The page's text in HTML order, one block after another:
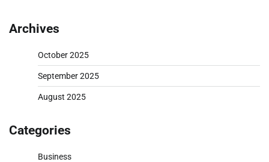
Archives
October 2025
September 2025
August 2025
Categories
Business